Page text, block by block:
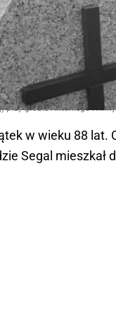
przy grobie Antoniego i
w wieku 88 lat.
Segal mieszkał